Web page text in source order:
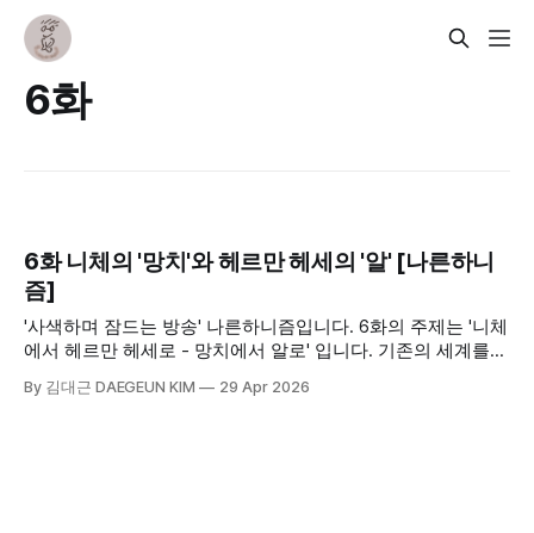
6화
6화 니체의 '망치'와 헤르만 헤세의 '알' [나른하니
즘]
'사색하며 잠드는 방송' 나른하니즘입니다. 6화의 주제는 '니체
에서 헤르만 헤세로 - 망치에서 알로' 입니다. 기존의 세계를
기를 담았습니다.
By 김대근 DAEGEUN KIM 29 Apr 2026